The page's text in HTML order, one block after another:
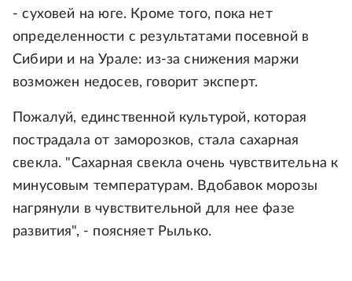
- суховей на юге. Кроме того, пока нет
определенности с результатами посевной в
Сибири и на Урале: из-за снижения маржи
возможен недосев, говорит эксперт.
Пожалуй, единственной культурой, которая
пострадала от заморозков, стала сахарная
свекла. "Сахарная свекла очень чувствительна к
минусовым температурам. Вдобавок морозы
нагрянули в чувствительной для нее фазе
развития", - поясняет Рылько.